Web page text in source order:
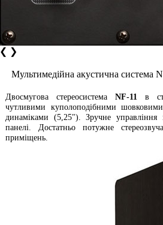
❮ ❯
Мультимедійна акустична система
Двосмугова стереосистема NF-11
в
чутливими куполоподібними
динаміками (5,25"). Зручне управління
панелі. Достатньо потужне
приміщень.